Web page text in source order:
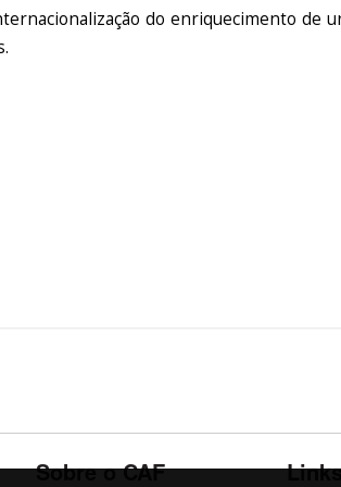
do enriquecimento de
Sobre o CAF